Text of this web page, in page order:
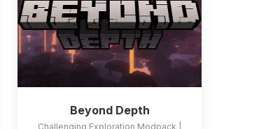
Beyond Depth
Challenging Exploration Modpack |